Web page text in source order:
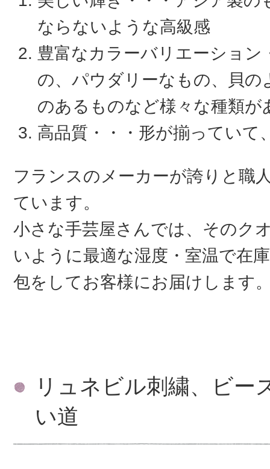
ならないような高級感
豊富なカラーバリエーション
の、パウダリーなもの、貝の
のあるものなど様々な種類が
高品質・・・形が揃っていて
フランスのメーカーが誇りと職
ています。
小さな手芸屋さんでは、そのク
いように最適な湿度・室温で在
包をしてお客様にお届けします
リュネビル刺繍、ビー
い道